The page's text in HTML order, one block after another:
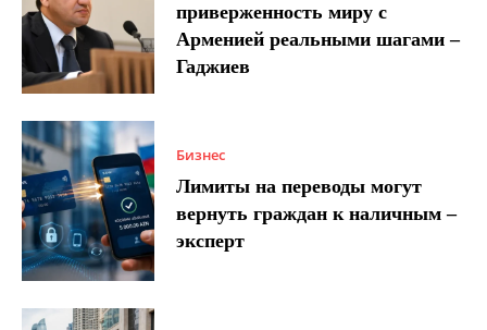
приверженность миру с
Арменией реальными шагами –
Гаджиев
Бизнес
Лимиты на переводы могут
вернуть граждан к наличным –
эксперт